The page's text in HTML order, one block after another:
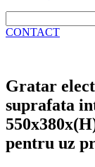
după:
CONTACT
Gratar
suprafata
pentru uz